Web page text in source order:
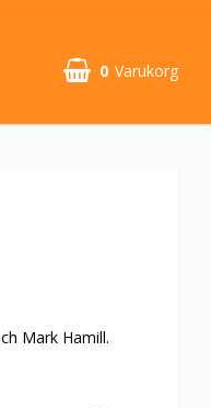
0 Varukorg
Mark Hamill.